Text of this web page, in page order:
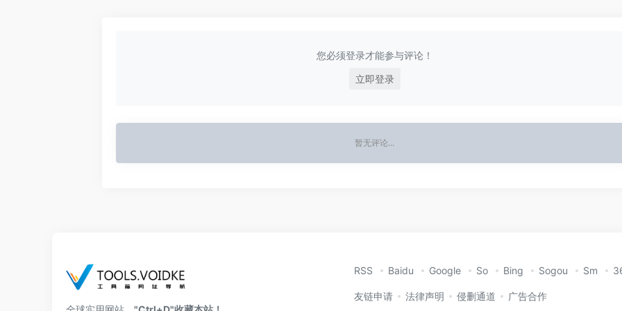
您必须登录才能参与评论！
立即登录
暂无评论...
RSS Baidu Google So Bing Sogou Sm
友链申请 法律声明 侵删通道 广告合作